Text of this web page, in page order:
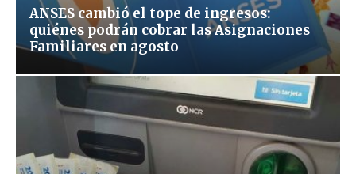
ANSES cambió el tope de ingresos:
quiénes podrán cobrar las Asignaciones
Familiares en agosto